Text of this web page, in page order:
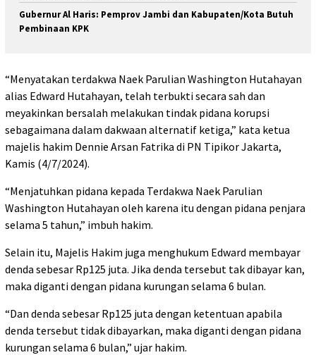
Gubernur Al Haris: Pemprov Jambi dan Kabupaten/Kota Butuh
Pembinaan KPK
“Menyatakan terdakwa Naek Parulian Washington Hutahayan
alias Edward Hutahayan, telah terbukti secara sah dan
meyakinkan bersalah melakukan tindak pidana korupsi
sebagaimana dalam dakwaan alternatif ketiga,” kata ketua
majelis hakim Dennie Arsan Fatrika di PN Tipikor Jakarta,
Kamis (4/7/2024).
“Menjatuhkan pidana kepada Terdakwa Naek Parulian
Washington Hutahayan oleh karena itu dengan pidana penjara
selama 5 tahun,” imbuh hakim.
Selain itu, Majelis Hakim juga menghukum Edward membayar
denda sebesar Rp125 juta. Jika denda tersebut tak dibayar kan,
maka diganti dengan pidana kurungan selama 6 bulan.
“Dan denda sebesar Rp125 juta dengan ketentuan apabila
denda tersebut tidak dibayarkan, maka diganti dengan pidana
kurungan selama 6 bulan,” ujar hakim.